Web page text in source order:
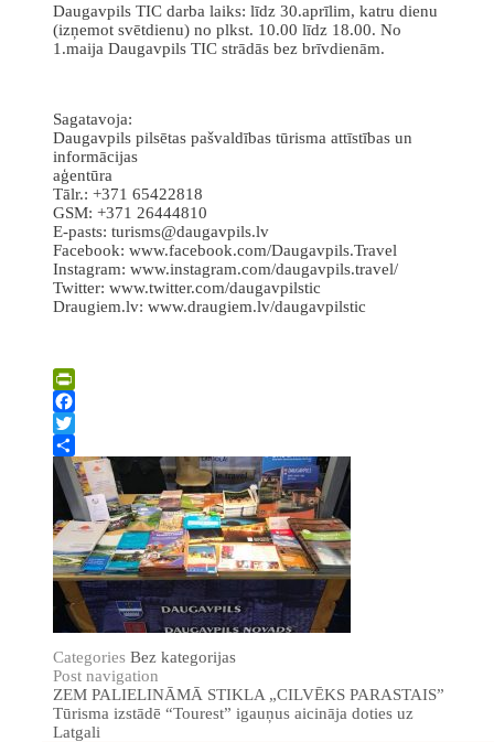
Daugavpils TIC darba laiks: līdz 30.aprīlim, katru dienu
(izņemot svētdienu) no plkst. 10.00 līdz 18.00. No
1.maija Daugavpils TIC strādās bez brīvdienām.
Sagatavoja:
Daugavpils pilsētas pašvaldības tūrisma attīstības un
informācijas
aģentūra
Tālr.: +371 65422818
GSM: +371 26444810
E-pasts: turisms@daugavpils.lv
Facebook: www.facebook.com/Daugavpils.Travel
Instagram: www.instagram.com/daugavpils.travel/
Twitter: www.twitter.com/daugavpilstic
Draugiem.lv: www.draugiem.lv/daugavpilstic
PrintFriendly
Facebook
Twitter
Share
Categories Bez kategorijas
Post navigation
ZEM PALIELINĀMĀ STIKLA „CILVĒKS PARASTAIS”
Tūrisma izstādē “Tourest” igauņus aicināja doties uz
Latgali